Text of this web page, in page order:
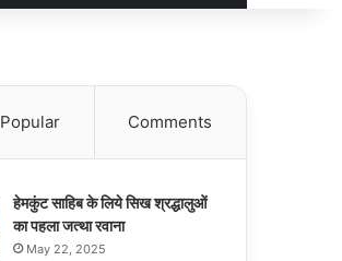
Popular Comments
हेमकुंट साहिब के लिये सिख श्रद्धालुओं
का पहला जत्था रवाना
May 22, 2025